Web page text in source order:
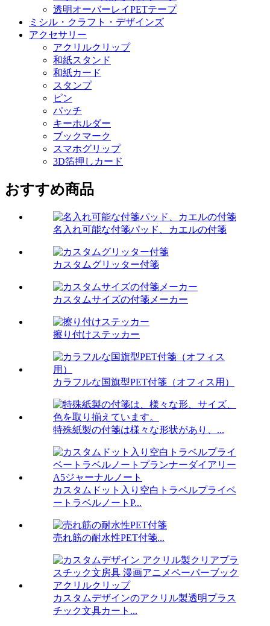
透明オーバーレイPETテープ
ミシル・クラフト・デザインズ
アクセサリー
アクリルクリップ
和紙スタンド
和紙カード
スタンプ
ピン
パッチ
キーホルダー
ブックマーク
スマホグリップ
3D箔押しカード
おすすめ商品
名入れ可能な付箋パッド、カエルの付箋
カスタムグリッター付箋
カスタムサイズの付箋メーカー
擦り付けステッカー
カラフルな国旗型PET付箋（オフィス用）
特殊紙製の付箋は様々な形状があり、...
カスタムドット入り空白トラベルプライベ
ートラベルノートP...
売れ筋の耐水性PET付箋...
カスタムデザインのアクリル製透明プラス
チック文具カート...